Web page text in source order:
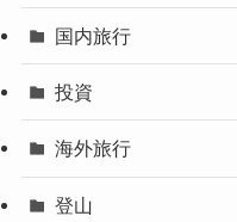
国内旅行
投資
海外旅行
登山